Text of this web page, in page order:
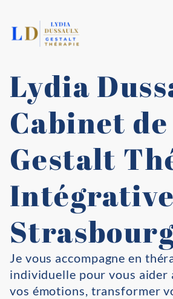
Lydia
Cabinet de
Gestalt
Je vous accompagne en
individuelle pour vous aider
vos émotions, transformer